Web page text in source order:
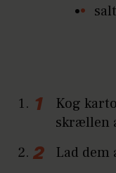
Kog
skrællen
Lad dem